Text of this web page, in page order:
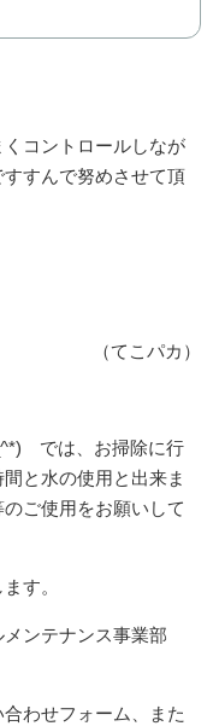
コントロールしなが
すんで努めさせて頂
（てこパカ）
では、お掃除に行
と水の使用と出来ま
ご使用をお願いして
す。
ンテナンス事業部
わせフォーム、また